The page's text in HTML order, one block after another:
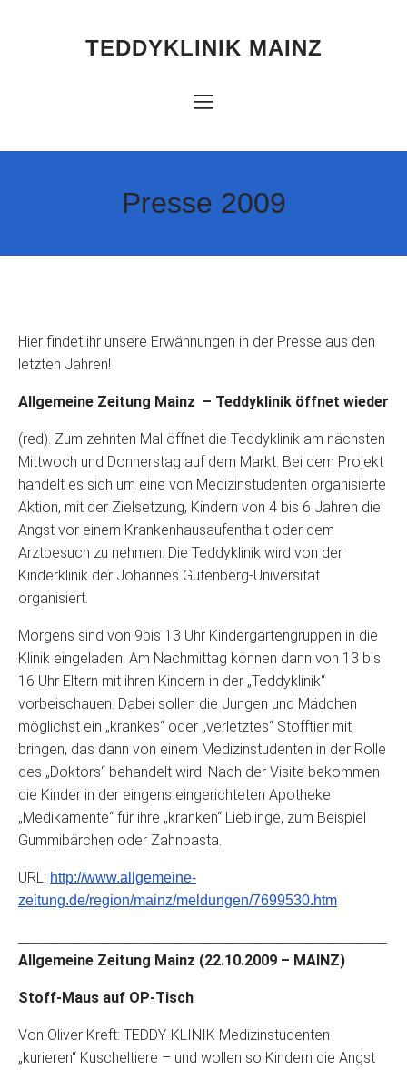
TEDDYKLINIK MAINZ
Presse 2009
Hier findet ihr unsere Erwähnungen in der Presse aus den
letzten Jahren!
Allgemeine Zeitung Mainz – Teddyklinik öffnet wieder
(red). Zum zehnten Mal öffnet die Teddyklinik am nächsten
Mittwoch und Donnerstag auf dem Markt. Bei dem Projekt
handelt es sich um eine von Medizinstudenten organisierte
Aktion, mit der Zielsetzung, Kindern von 4 bis 6 Jahren die
Angst vor einem Krankenhausaufenthalt oder dem
Arztbesuch zu nehmen. Die Teddyklinik wird von der
Kinderklinik der Johannes Gutenberg-Universität
organisiert.
Morgens sind von 9bis 13 Uhr Kindergartengruppen in die
Klinik eingeladen. Am Nachmittag können dann von 13 bis
16 Uhr Eltern mit ihren Kindern in der „Teddyklinik“
vorbeischauen. Dabei sollen die Jungen und Mädchen
möglichst ein „krankes“ oder „verletztes“ Stofftier mit
bringen, das dann von einem Medizinstudenten in der Rolle
des „Doktors“ behandelt wird. Nach der Visite bekommen
die Kinder in der eingens eingerichteten Apotheke
„Medikamente“ für ihre „kranken“ Lieblinge, zum Beispiel
Gummibärchen oder Zahnpasta.
URL: http://www.allgemeine-
zeitung.de/region/mainz/meldungen/7699530.htm
Allgemeine Zeitung Mainz (22.10.2009 – MAINZ)
Stoff-Maus auf OP-Tisch
Von Oliver Kreft: TEDDY-KLINIK Medizinstudenten
„kurieren“ Kuscheltiere – und wollen so Kindern die Angst